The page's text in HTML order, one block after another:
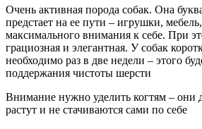
Очень активная порода собак. Она
предстает на ее пути – игрушки,
максимального внимания к себе. При
грациозная и элегантная. У собак
необходимо раз в две недели – этого
поддержания чистоты шерсти
Внимание нужно уделить когтям – они
растут и не стачиваются сами по себе